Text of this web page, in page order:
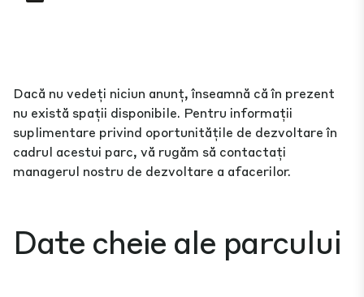
Dacă nu vedeți niciun anunț, înseamnă că în prezent
nu există spații disponibile. Pentru informații
suplimentare privind oportunitățile de dezvoltare în
cadrul acestui parc, vă rugăm să contactați
managerul nostru de dezvoltare a afacerilor.
Date cheie ale parcului